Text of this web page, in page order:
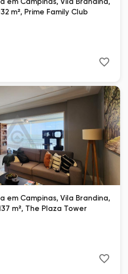
m², Prime Family Club
Campinas, Vila Brandina,
m², The Plaza Tower